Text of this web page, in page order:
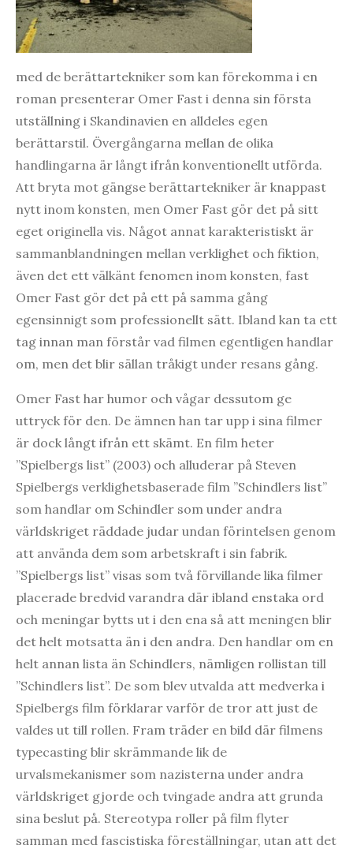
med de berättartekniker som kan förekomma i en
roman presenterar Omer Fast i denna sin första
utställning i Skandinavien en alldeles egen
berättarstil. Övergångarna mellan de olika
handlingarna är långt ifrån konventionellt utförda.
Att bryta mot gängse berättartekniker är knappast
nytt inom konsten, men Omer Fast gör det på sitt
eget originella vis. Något annat karakteristiskt är
sammanblandningen mellan verklighet och fiktion,
även det ett välkänt fenomen inom konsten, fast
Omer Fast gör det på ett på samma gång
egensinnigt som professionellt sätt. Ibland kan ta ett
tag innan man förstår vad filmen egentligen handlar
om, men det blir sällan tråkigt under resans gång.
Omer Fast har humor och vågar dessutom ge
uttryck för den. De ämnen han tar upp i sina filmer
är dock långt ifrån ett skämt. En film heter
”Spielbergs list” (2003) och alluderar på Steven
Spielbergs verklighetsbaserade film ”Schindlers list”
som handlar om Schindler som under andra
världskriget räddade judar undan förintelsen genom
att använda dem som arbetskraft i sin fabrik.
”Spielbergs list” visas som två förvillande lika filmer
placerade bredvid varandra där ibland enstaka ord
och meningar bytts ut i den ena så att meningen blir
det helt motsatta än i den andra. Den handlar om en
helt annan lista än Schindlers, nämligen rollistan till
”Schindlers list”. De som blev utvalda att medverka i
Spielbergs film förklarar varför de tror att just de
valdes ut till rollen. Fram träder en bild där filmens
typecasting blir skrämmande lik de
urvalsmekanismer som nazisterna under andra
världskriget gjorde och tvingade andra att grunda
sina beslut på. Stereotypa roller på film flyter
samman med fascistiska föreställningar, utan att det